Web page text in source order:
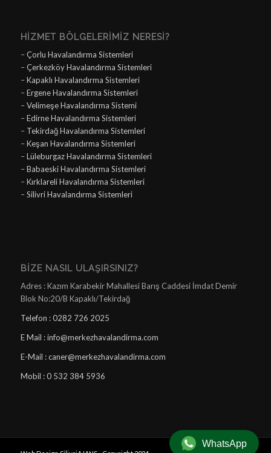
WhatsApp
HIZMET BÖLGELERIMIZ NERESI?
–Çorlu Havalandırma Sistemleri
–Çerkezköy Havalandırma Sistemleri
–Kapaklı Havalandırma Sistemleri
–Ergene Havalandırma Sistemleri
–Velimeşe Havalandırma Sistemi
–Edirne Havalandırma Sistemleri
– Tekirdağ Havalandırma Sistemleri
–Keşan Havalandırma Sistemleri
–Lüleburgaz Havalandırma Sistemleri
–Babaeski Havalandırma Sistemleri
–Kırklareli Havalandırma Sistemleri
–Silivri Havalandırma Sistemleri
BIZE NASIL ULAŞIRSINIZ?
Adres : Kazım Karabekir Mahallesi Barış Caddesi İmdat Demir
Blok No:20/B Kapaklı/Tekirdağ
Telefon : 0282 726 2025
E Mail : info@merkezhavalandirma.com
E-Mail : caner@merkezhavalandirma.com
Mobil : 0 532 384 5936